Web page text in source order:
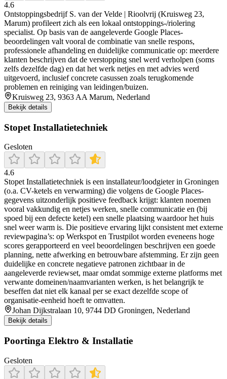
4.6
Ontstoppingsbedrijf S. van der Velde | Rioolvrij (Kruisweg 23,
Marum) profileert zich als een lokaal ontstoppings-/riolering
specialist. Op basis van de aangeleverde Google Places-
beoordelingen valt vooral de combinatie van snelle respons,
professionele afhandeling en duidelijke communicatie op: meerdere
klanten beschrijven dat de verstopping snel werd verholpen (soms
zelfs dezelfde dag) en dat het werk netjes en met advies werd
uitgevoerd, inclusief concrete casussen zoals terugkomende
problemen en reiniging van leidingen/buizen.
Kruisweg 23, 9363 AA Marum, Nederland
Bekijk details
Stopet Installatietechniek
Gesloten
4.6
Stopet Installatietechniek is een installateur/loodgieter in Groningen
(o.a. CV-ketels en verwarming) die volgens de Google Places-
gegevens uitzonderlijk positieve feedback krijgt: klanten noemen
vooral vakkundig en netjes werken, snelle communicatie en (bij
spoed bij een defecte ketel) een snelle plaatsing waardoor het huis
snel weer warm is. Die positieve ervaring lijkt consistent met externe
reviewpagina’s: op Werkspot en Trustpilot worden eveneens hoge
scores gerapporteerd en veel beoordelingen beschrijven een goede
planning, nette afwerking en betrouwbare afstemming. Er zijn geen
duidelijke en concrete negatieve patronen zichtbaar in de
aangeleverde reviewset, maar omdat sommige externe platforms met
verwante domeinen/naamvarianten werken, is het belangrijk te
beseffen dat niet elk kanaal per se exact dezelfde scope of
organisatie-eenheid hoeft te omvatten.
Johan Dijkstralaan 10, 9744 DD Groningen, Nederland
Bekijk details
Poortinga Elektro & Installatie
Gesloten